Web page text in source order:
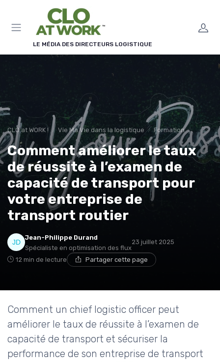
LE MÉDIA DES DIRECTEURS LOGISTIQUE
CLO at WORK ! Vie Ma Vie dans la logistique Formation
Comment améliorer le taux
de réussite à l’examen de
capacité de transport pour
votre entreprise de
transport routier
Jean-Philippe Durand
Spécialiste en optimisation des flux
23 juillet 2025
12 min de lecture Partager cette page
Comment un chief logistic officer peut
améliorer le taux de réussite à l’examen de
capacité de transport et sécuriser la
performance de son entreprise de transport
Panneau de gestion des cookies